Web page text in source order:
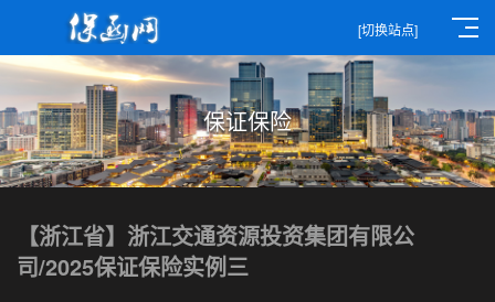
[切换站点]
保证保险
【浙江省】浙江交通资源投资集团有限公
司/2025保证保险实例三